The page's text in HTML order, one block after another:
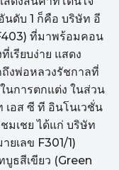
นดับ 1 ก็คือ บริษัท อี
ที่มาพร้อมคอน
เรียบง่าย แสดง
งพ่อหลวงรัชกาลที่
นการตกแต่ง ในส่วน
เอส ซี ที อินโนเวชั่น
มเชย ได้แก่ บริษัท
ยเลข F301/1)
บูธสีเขียว (Green